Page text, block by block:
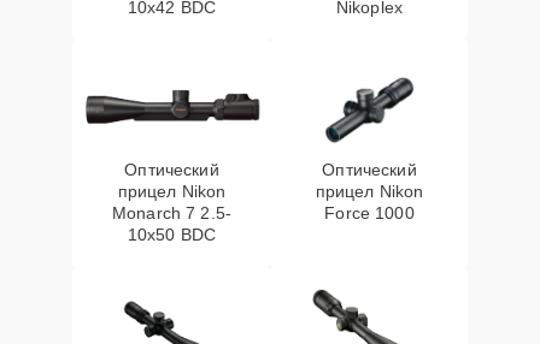
10x42 BDC Nikoplex
Оптический
прицел Nikon
Monarch 7 2.5-
10x50 BDC
Оптический
прицел Nikon
Force 1000